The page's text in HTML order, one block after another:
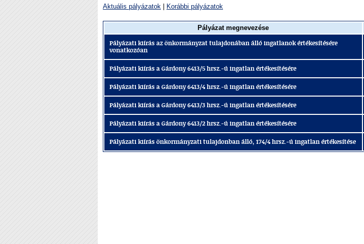
Aktuális pályázatok Korábbi pályázatok
Pályázat megnevezése
Pályázati kiírás az önkormányzat tulajdonában álló ingatlanok értékesítésére
vonatkozóan
Pályázati kiírás a Gárdony 6413/5 hrsz.-ú ingatlan értékesítésére
Pályázati kiírás a Gárdony 6413/4 hrsz.-ú ingatlan értékesítésére
Pályázati kiírás a Gárdony 6413/3 hrsz.-ú ingatlan értékesítésére
Pályázati kiírás a Gárdony 6413/2 hrsz.-ú ingatlan értékesítésére
Pályázati kiírás önkormányzati tulajdonban álló, 174/4 hrsz.-ú ingatlan értékesítése